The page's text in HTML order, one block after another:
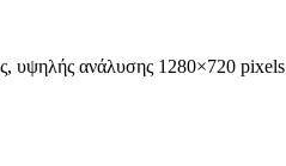
υψηλής ανάλυσης 1280×720 pixels